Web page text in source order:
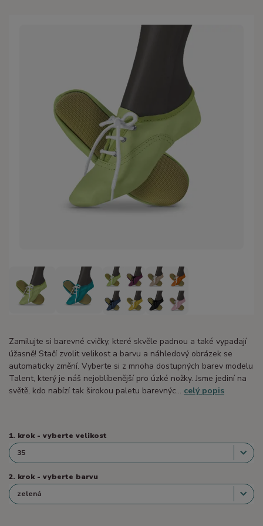
Zamilujte si barevné cvičky, které skvěle padnou a také vypadají
úžasně! Stačí zvolit velikost a barvu a náhledový obrázek se
automaticky změní. Vyberte si z mnoha dostupných barev modelu
Talent, který je náš nejoblíbenější pro úzké nožky. Jsme jediní na
světě, kdo nabízí tak širokou paletu barevnýc... celý popis
1. krok - vyberte velikost
2. krok - vyberte barvu